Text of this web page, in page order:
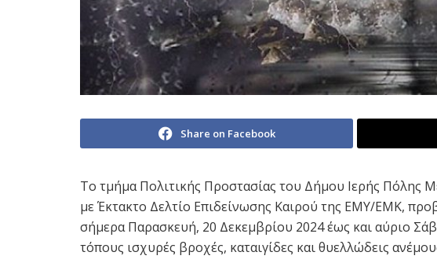
Share on Facebook
Το τμήμα Πολιτικής Προστασίας του Δήμου Ιερής Πόλης
με Έκτακτο Δελτίο Επιδείνωσης Καιρού της ΕΜΥ/ΕΜΚ,
σήμερα Παρασκευή, 20 Δεκεμβρίου 2024 έως και αύριο
τόπους ισχυρές βροχές, καταιγίδες και θυελλώδεις